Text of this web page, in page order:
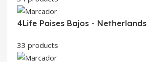
4Life Paises Bajos - Netherlands
33 products